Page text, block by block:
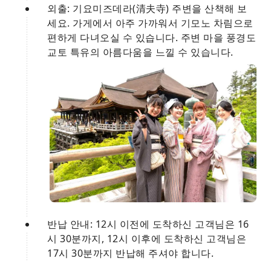
외출: 기요미즈데라(清夫寺) 주변을 산책해 보
세요. 가게에서 아주 가까워서 기모노 차림으로
편하게 다녀오실 수 있습니다. 주변 마을 풍경도
교토 특유의 아름다움을 느낄 수 있습니다.
반납 안내: 12시 이전에 도착하신 고객님은 16
시 30분까지, 12시 이후에 도착하신 고객님은
17시 30분까지 반납해 주셔야 합니다.